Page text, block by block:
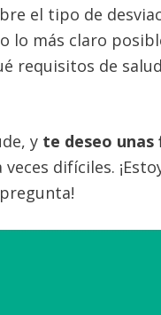
el tipo de
lo más claro
requisitos de
y te deseo
difíciles.